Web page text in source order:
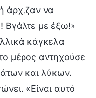
άρχιζαν να
Βγάλτε με έξω!»
κάγκελα
μέρος αντηχούσε
και λύκων.
«Είναι αυτό